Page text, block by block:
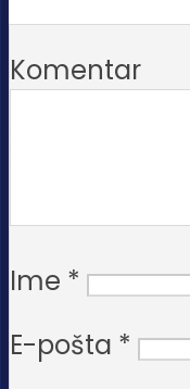
Komentar
Ime *
E-pošta *